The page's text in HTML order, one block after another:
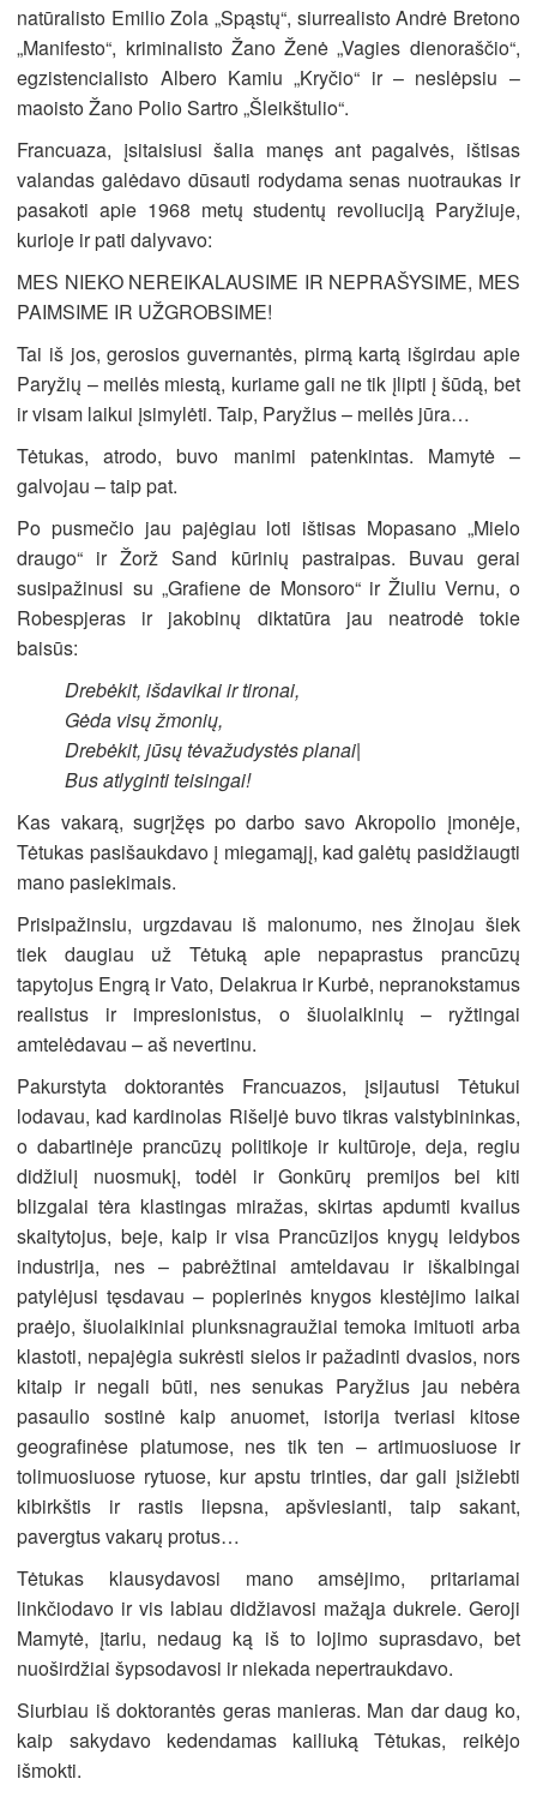
natūralisto Emilio Zola „Spąstų“, siurrealisto Andrė Bretono
„Manifesto“, kriminalisto Žano Ženė „Vagies dienoraščio“,
egzistencialisto Albero Kamiu „Kryčio“ ir – neslėpsiu –
maoisto Žano Polio Sartro „Šleikštulio“.
Francuaza, įsitaisiusi šalia manęs ant pagalvės, ištisas
valandas galėdavo dūsauti rodydama senas nuotraukas ir
pasakoti apie 1968 metų studentų revoliuciją Paryžiuje,
kurioje ir pati dalyvavo:
MES NIEKO NEREIKALAUSIME IR NEPRAŠYSIME, MES
PAIMSIME IR UŽGROBSIME!
Tai iš jos, gerosios guvernantės, pirmą kartą išgirdau apie
Paryžių – meilės miestą, kuriame gali ne tik įlipti į šūdą, bet
ir visam laikui įsimylėti. Taip, Paryžius – meilės jūra…
Tėtukas, atrodo, buvo manimi patenkintas. Mamytė –
galvojau – taip pat.
Po pusmečio jau pajėgiau loti ištisas Mopasano „Mielo
draugo“ ir Žorž Sand kūrinių pastraipas. Buvau gerai
susipažinusi su „Grafiene de Monsoro“ ir Žiuliu Vernu, o
Robespjeras ir jakobinų diktatūra jau neatrodė tokie
baisūs:
Drebėkit, išdavikai ir tironai,
Gėda visų žmonių,
Drebėkit, jūsų tėvažudystėsplanai|
Busatlyginti teisingai!
Kas vakarą, sugrįžęs po darbo savo Akropolio įmonėje,
Tėtukas pasišaukdavo į miegamąjį, kad galėtų pasidžiaugti
mano pasiekimais.
Prisipažinsiu, urgzdavau iš malonumo, nes žinojau šiek
tiek daugiau už Tėtuką apie nepaprastus prancūzų
tapytojus Engrą ir Vato, Delakrua ir Kurbė, nepranokstamus
realistus ir impresionistus, o šiuolaikinių – ryžtingai
amtelėdavau – aš nevertinu.
Pakurstyta doktorantės Francuazos, įsijautusi Tėtukui
lodavau, kad kardinolas Rišeljė buvo tikras valstybininkas,
o dabartinėje prancūzų politikoje ir kultūroje, deja, regiu
didžiulį nuosmukį, todėl ir Gonkūrų premijos bei kiti
blizgalai tėra klastingas miražas, skirtas apdumti kvailus
skaitytojus, beje, kaip ir visa Prancūzijos knygų leidybos
industrija, nes – pabrėžtinai amteldavau ir iškalbingai
patylėjusi tęsdavau – popierinės knygos klestėjimo laikai
praėjo, šiuolaikiniai plunksnagraužiai temoka imituoti arba
klastoti, nepajėgia sukrėsti sielos ir pažadinti dvasios, nors
kitaip ir negali būti, nes senukas Paryžius jau nebėra
pasaulio sostinė kaip anuomet, istorija tveriasi kitose
geografinėse platumose, nes tik ten – artimuosiuose ir
tolimuosiuose rytuose, kur apstu trinties, dar gali įsižiebti
kibirkštis ir rastis liepsna, apšviesianti, taip sakant,
pavergtus vakarų protus…
Tėtukas klausydavosi mano amsėjimo, pritariamai
linkčiodavo ir vis labiau didžiavosi mažąja dukrele. Geroji
Mamytė, įtariu, nedaug ką iš to lojimo suprasdavo, bet
nuoširdžiai šypsodavosi ir niekada nepertraukdavo.
Siurbiau iš doktorantės geras manieras. Man dar daug ko,
kaip sakydavo kedendamas kailiuką Tėtukas, reikėjo
išmokti.